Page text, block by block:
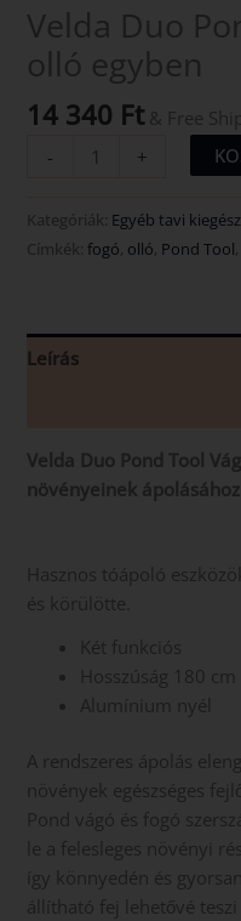
Velda Duo
olló egyben
14 340 Ft & Free
-
+
Kategóriák: Egyéb tavi
Címkék:fogó, olló, Pond Tool
Leírás
Velda Duo Pond Tool
növényeinek
Hasznos tóápoló
és körülötte.
Két funkciós
Hosszúság 180 cm
Alumínium nyél
A rendszeres ápolás
növények egészséges
Pond vágó és fogó
le a felesleges növényi
így könnyedén és
állítható fej lehetővé